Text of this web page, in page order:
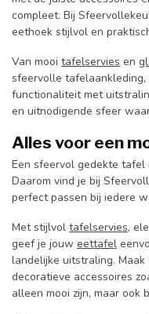
compleet. Bij
eethoek stijlvol en
Van mooi tafelservies en
sfeervolle
functionaliteit met
en uitnodigende sfeer
Alles voor een
Een sfeervol gedekte tafel
Daarom vind je bij
perfect passen bij iedere
Met stijlvol tafelservies,
geef je jouw eettafel
landelijke uitstraling.
decoratieve accessoires
alleen mooi zijn, maar ook